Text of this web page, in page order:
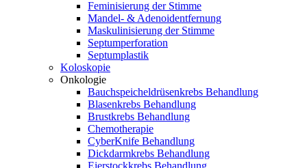
Feminisierung der Stimme
Mandel- & Adenoidentfernung
Maskulinisierung der Stimme
Septumperforation
Septumplastik
Koloskopie
Onkologie
Bauchspeicheldrüsenkrebs Behandlung
Blasenkrebs Behandlung
Brustkrebs Behandlung
Chemotherapie
CyberKnife Behandlung
Dickdarmkrebs Behandlung
Eierstockkrebs Behandlung